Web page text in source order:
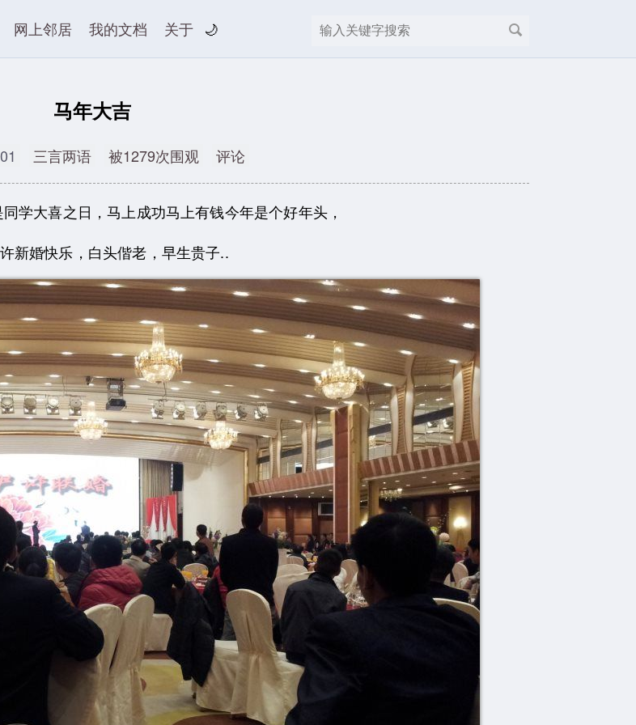
网上邻居 我的文档 关于 🌙
马年大吉
三言两语 被1279次围观 评论
学大喜之日，马上成功马上有钱今年是个好年头，
新婚快乐，白头偕老，早生贵子..